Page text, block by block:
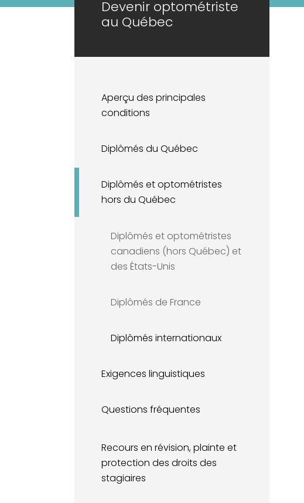
Devenir optométriste
au Québec
Aperçu des principales
conditions
Diplômés du Québec
Diplômés et optométristes
hors du Québec
Diplômés et optométristes
canadiens (hors Québec) et
des États-Unis
Diplômés de France
Diplômés internationaux
Exigences linguistiques
Questions fréquentes
Recours en révision, plainte et
protection des droits des
stagiaires